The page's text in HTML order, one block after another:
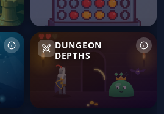
DUNGEON
DEPTHS
Dungeon Depths